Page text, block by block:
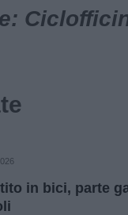
in bici, parte